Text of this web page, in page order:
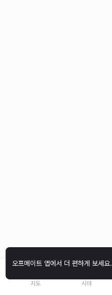
오프메이트 앱에서 더 편하게 보세요.
지도 시야